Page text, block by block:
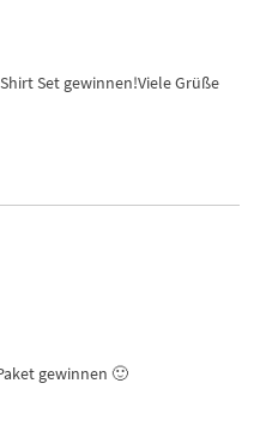
Set gewinnen!Viele Grüße
gewinnen 🙂